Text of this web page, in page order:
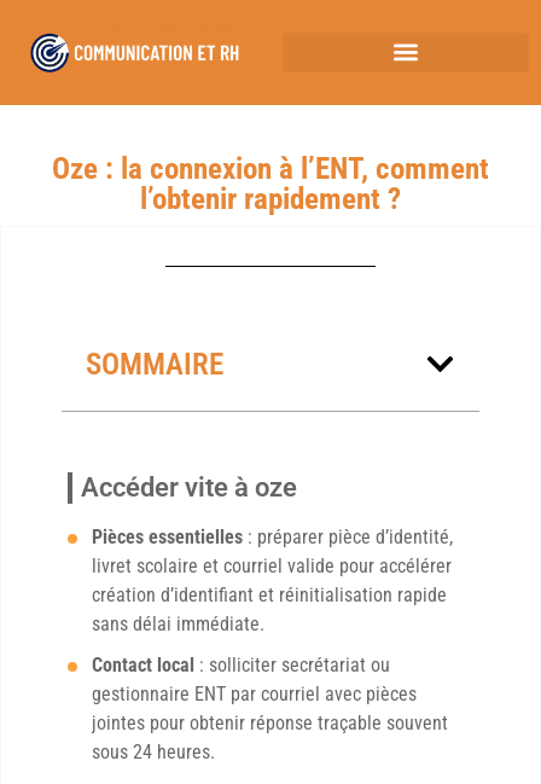
Oze : la connexion à l’ENT, comment
l’obtenir rapidement ?
SOMMAIRE
Accéder vite à oze
Pièces essentielles : préparer pièce d’identité,
livret scolaire et courriel valide pour accélérer
création d’identifiant et réinitialisation rapide
sans délai immédiate.
Contact local : solliciter secrétariat ou
gestionnaire ENT par courriel avec pièces
jointes pour obtenir réponse traçable souvent
sous 24 heures.